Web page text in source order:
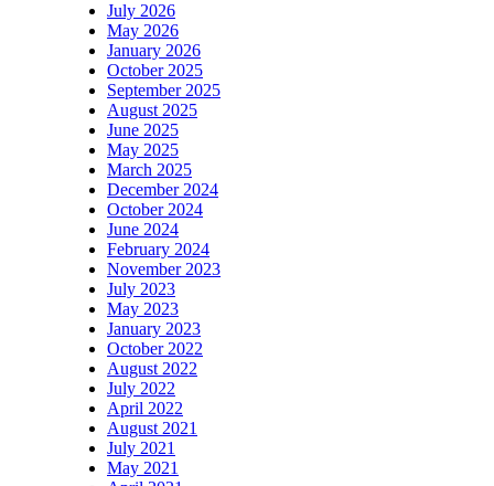
July 2026
May 2026
January 2026
October 2025
September 2025
August 2025
June 2025
May 2025
March 2025
December 2024
October 2024
June 2024
February 2024
November 2023
July 2023
May 2023
January 2023
October 2022
August 2022
July 2022
April 2022
August 2021
July 2021
May 2021